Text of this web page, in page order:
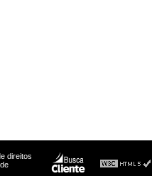
direitos